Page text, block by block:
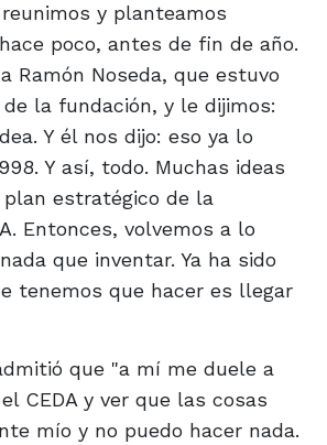
y planteamos
poco, antes de fin de año.
Ramón Noseda, que estuvo
la fundación, y le dijimos:
Y él nos dijo: eso ya lo
Y así, todo. Muchas ideas
estratégico de la
Entonces, volvemos a lo
que inventar. Ya ha sido
tenemos que hacer es llegar
que "a mí me duele a
CEDA y ver que las cosas
mío y no puedo hacer nada.